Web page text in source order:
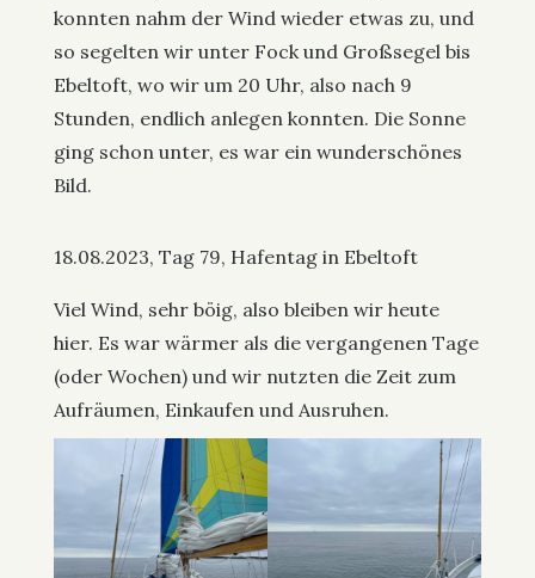
konnten nahm der Wind wieder etwas zu, und
so segelten wir unter Fock und Großsegel bis
Ebeltoft, wo wir um 20 Uhr, also nach 9
Stunden, endlich anlegen konnten. Die Sonne
ging schon unter, es war ein wunderschönes
Bild.
18.08.2023, Tag 79, Hafentag in Ebeltoft
Viel Wind, sehr böig, also bleiben wir heute
hier. Es war wärmer als die vergangenen Tage
(oder Wochen) und wir nutzten die Zeit zum
Aufräumen, Einkaufen und Ausruhen.